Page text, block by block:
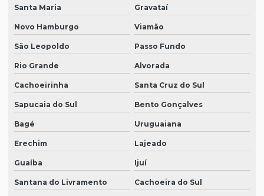
Santa Maria Gravataí
Novo Hamburgo Viamão
São Leopoldo Passo Fundo
Rio Grande Alvorada
Cachoeirinha Santa Cruz do Sul
Sapucaia do Sul Bento Gonçalves
Bagé Uruguaiana
Erechim Lajeado
Guaíba Ijuí
Santana do Livramento Cachoeira do Sul